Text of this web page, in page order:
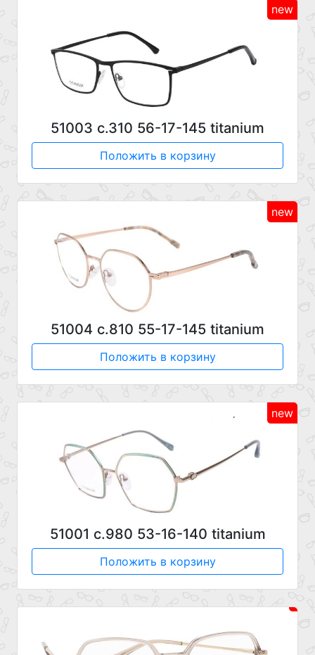
new
51003 с.310 56-17-145 titanium
Положить в корзину
new
51004 с.810 55-17-145 titanium
Положить в корзину
new
51001 с.980 53-16-140 titanium
Положить в корзину